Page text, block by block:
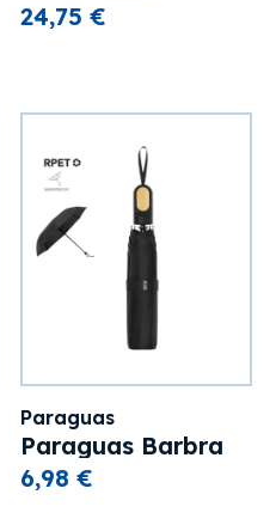
24,75 €
Paraguas
Paraguas Barbra
6,98 €